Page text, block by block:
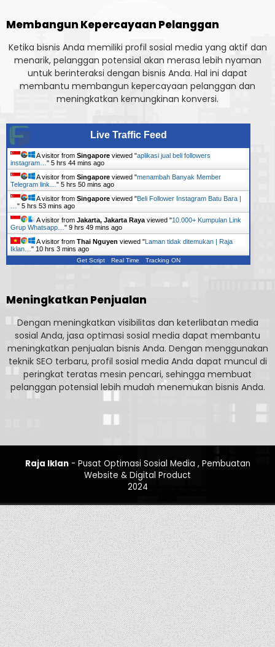
Membangun Kepercayaan Pelanggan
Ketika bisnis Anda memiliki profil sosial media yang aktif dan
menarik, pelanggan potensial akan merasa lebih nyaman
untuk berinteraksi dengan bisnis Anda. Hal ini dapat
membantu membangun kepercayaan pelanggan dan
meningkatkan kemungkinan konversi.
Live Traffic Feed
A visitor from Singapore viewed "aplikasi jual beli followers
instagram… " 5 hrs 44 mins ago
A visitor from Singapore viewed "menambah Banyak Member
Telegram link… " 5 hrs 50 mins ago
A visitor from Singapore viewed "Beli Follower Instagram Batu Bara |
" 5 hrs 53 mins ago
A visitor from Jakarta, Jakarta Raya viewed "10.000+ Kumpulan Link
Grup Whatsapp… " 9 hrs 49 mins ago
A visitor from Thai Nguyen viewed "Laman tidak ditemukan | Raja
Iklan… " 10 hrs 3 mins ago
Get Script Real Time Tracking ON
Meningkatkan Penjualan
Dengan meningkatkan visibilitas dan keterlibatan media
sosial Anda, jasa optimasi sosial media dapat membantu
meningkatkan penjualan bisnis Anda. Dengan menggunakan
teknik SEO terbaru, profil sosial media Anda dapat muncul di
peringkat teratas mesin pencari, sehingga membuat
pelanggan potensial lebih mudah menemukan bisnis Anda.
Raja Iklan- Pusat Optimasi Sosial Media , Pembuatan
Website & Digital Product
2024